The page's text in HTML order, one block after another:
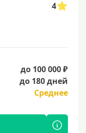
4
до 100 000 ₽
до 180 дней
Среднее